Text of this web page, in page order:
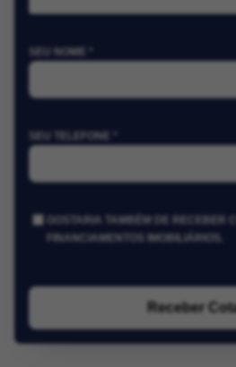
SEU NOME *
SEU TELEFONE *
GOSTARIA TAMBÉM DE RECEBER
FINANCIAMENTOS IMOBILIÁRIOS.
Receber